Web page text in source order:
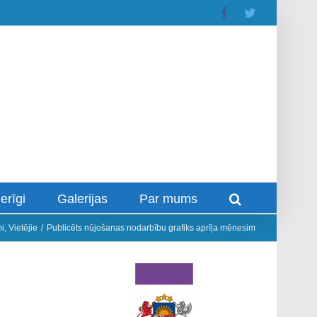
Facebook
Galerijas Par mums
, Vietējie / Publicēts nūjošanas nodarbību grafiks aprīļa mēnesim